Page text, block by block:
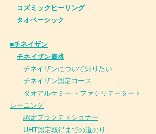
コズミックヒーリング
タオベーシック
■チネイザン
チネイザン資格
チネイザンについて知りたい
チネイザン認定コース
タオアルケミー ・ファシリテータート
レーニング
認定プラクティショナー
UHT認定取得までの道のり